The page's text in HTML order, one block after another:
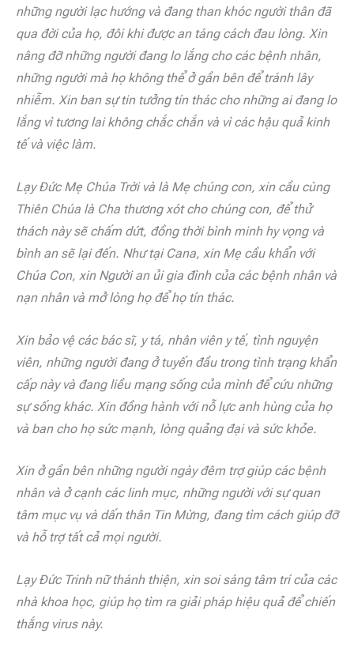
những người lạc hướng và đang than khóc người thân đã
qua đời của họ, đôi khi được an táng cách đau lòng. Xin
nâng đỡ những người đang lo lắng cho các bệnh nhân,
những người mà họ không thể ở gần bên để tránh lây
nhiễm. Xin ban sự tin tưởng tín thác cho những ai đang lo
lắng vì tương lai không chắc chắn và vì các hậu quả kinh
tế và việc làm.
Lạy Đức Mẹ Chúa Trời và là Mẹ chúng con, xin cầu cùng
Thiên Chúa là Cha thương xót cho chúng con, để thử
thách này sẽ chấm dứt, đồng thời bình minh hy vọng và
bình an sẽ lại đến. Như tại Cana, xin Mẹ cầu khẩn với
Chúa Con, xin Người an ủi gia đình của các bệnh nhân và
nạn nhân và mở lòng họ để họ tín thác.
Xin bảo vệ các bác sĩ, y tá, nhân viên y tế, tình nguyện
viên, những người đang ở tuyến đầu trong tình trạng khẩn
cấp này và đang liều mạng sống của mình để cứu những
sự sống khác. Xin đồng hành với nỗ lực anh hùng của họ
và ban cho họ sức mạnh, lòng quảng đại và sức khỏe.
Xin ở gần bên những người ngày đêm trợ giúp các bệnh
nhân và ở cạnh các linh mục, những người với sự quan
tâm mục vụ và dấn thân Tin Mừng, đang tìm cách giúp đỡ
và hỗ trợ tất cả mọi người.
Lạy Đức Trinh nữ thánh thiện, xin soi sáng tâm trí của các
nhà khoa học, giúp họ tìm ra giải pháp hiệu quả để chiến
thắng virus này.